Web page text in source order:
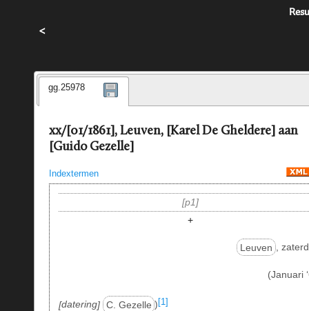
<
gg.25978
xx/[01/1861], Leuven, [Karel De Gheldere] aan
[Guido Gezelle]
Indextermen
p1
+
Leuven ,
(Januari
datering C. Gezelle ) [1]